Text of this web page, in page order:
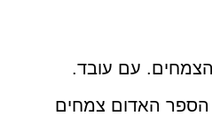
שמידע א פולק ג 2007 הספר האדום צמחים